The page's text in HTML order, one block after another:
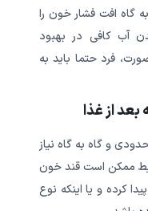
گاه افت فشار خون را
آب کافی در بهبود
فرد حتما باید به
از غذا
و گاه به گاه نیاز
ممکن است قند خون
کرده و یا اینکه نوع